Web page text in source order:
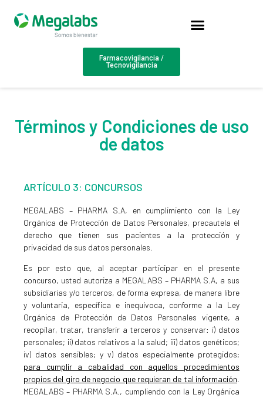
Farmacovigilancia /
Tecnovigilancia
Términos y Condiciones de uso
de datos
ARTÍCULO 3: CONCURSOS
MEGALABS – PHARMA S.A, en cumplimiento con la Ley
Orgánica de Protección de Datos Personales, precautela el
derecho que tienen sus pacientes a la protección y
privacidad de sus datos personales.
Es por esto que, al aceptar participar en el presente
concurso, usted autoriza a MEGALABS – PHARMA S.A, a sus
subsidiarias y/o terceros, de forma expresa, de manera libre
y voluntaria, específica e inequívoca, conforme a la Ley
Orgánica de Protección de Datos Personales vigente, a
recopilar, tratar, transferir a terceros y conservar: i) datos
personales; ii) datos relativos a la salud; iii) datos genéticos;
iv) datos sensibles; y v) datos especialmente protegidos;
para cumplir a cabalidad con aquellos procedimientos
propios del giro de negocio que requieran de tal información
MEGALABS – PHARMA S.A., cumpliendo con la Ley Orgánica